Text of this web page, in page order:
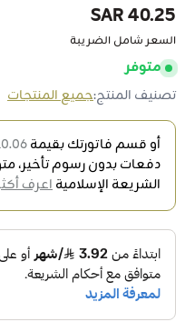
40.25 SAR
السعر شامل الضريبة
متوفر
تصنيف المنتج:جميع المنتجات
أو قسم فاتورتك بقيمة10.06
دفعات بدون رسوم تأخير،
الشريعة الإسلاميةاعرف